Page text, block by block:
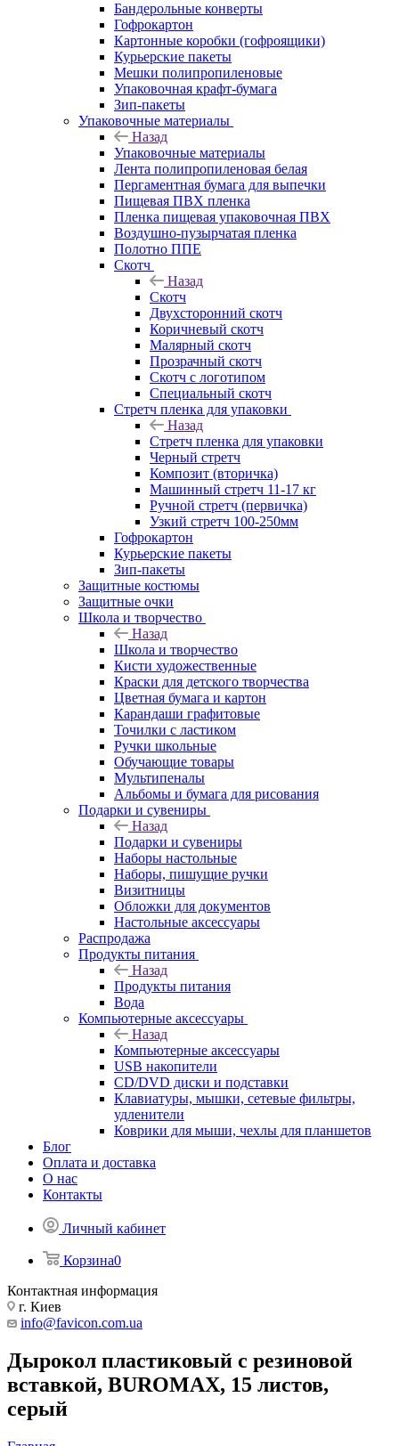
Бандерольные конверты
Гофрокартон
Картонные коробки (гофроящики)
Курьерские пакеты
Мешки полипропиленовые
Упаковочная крафт-бумага
Зип-пакеты
Упаковочные материалы
Назад
Упаковочные материалы
Лента полипропиленовая белая
Пергаментная бумага для выпечки
Пищевая ПВХ пленка
Пленка пищевая упаковочная ПВХ
Воздушно-пузырчатая пленка
Полотно ППЕ
Скотч
Назад
Скотч
Двухсторонний скотч
Коричневый скотч
Малярный скотч
Прозрачный скотч
Скотч с логотипом
Специальный скотч
Стретч пленка для упаковки
Назад
Стретч пленка для упаковки
Черный стретч
Композит (вторичка)
Машинный стретч 11-17 кг
Ручной стретч (первичка)
Узкий стретч 100-250мм
Гофрокартон
Курьерские пакеты
Зип-пакеты
Защитные костюмы
Защитные очки
Школа и творчество
Назад
Школа и творчество
Кисти художественные
Краски для детского творчества
Цветная бумага и картон
Карандаши графитовые
Точилки с ластиком
Ручки школьные
Обучающие товары
Мультипеналы
Альбомы и бумага для рисования
Подарки и сувениры
Назад
Подарки и сувениры
Наборы настольные
Наборы, пишущие ручки
Визитницы
Обложки для документов
Настольные аксессуары
Распродажа
Продукты питания
Назад
Продукты питания
Вода
Компьютерные аксессуары
Назад
Компьютерные аксессуары
USB накопители
CD/DVD диски и подставки
Клавиатуры, мышки, сетевые фильтры,
удленители
Коврики для мыши, чехлы для планшетов
Блог
Оплата и доставка
О нас
Контакты
Личный кабинет
Корзина0
Контактная информация
г. Киев
info@favicon.com.ua
Дырокол пластиковый с резиновой
вставкой, BUROMAX, 15 листов,
серый